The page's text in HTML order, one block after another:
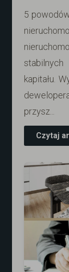
5
kapitału.
przysz...
Czytaj